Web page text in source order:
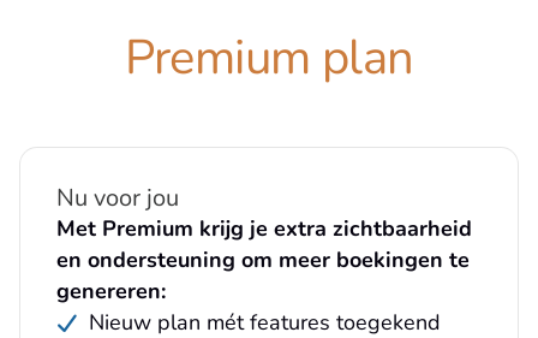
Premium plan
Nu voor jou
Met Premium krijg je extra zichtbaarheid
en ondersteuning om meer boekingen te
genereren:
Nieuw plan mét features toegekend